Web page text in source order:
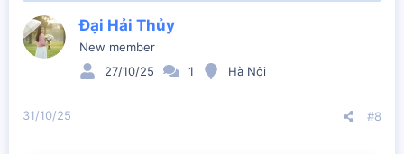
t
i
o
Đại Hải Thủy
New member
27/10/25
1 Hà Nội
31/10/25 #8